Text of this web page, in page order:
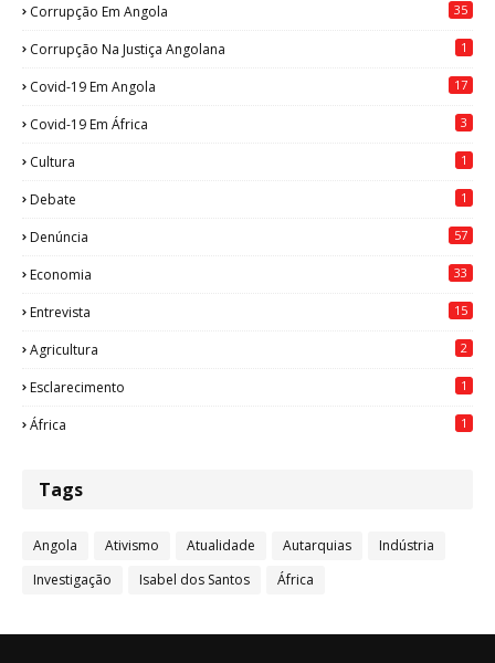
Corrupção Em Angola 35
Corrupção Na Justiça Angolana 1
Covid-19 Em Angola 17
Covid-19 Em África 3
Cultura 1
Debate 1
Denúncia 57
Economia 33
Entrevista 15
Agricultura 2
Esclarecimento 1
África 1
Tags
Angola Ativismo Atualidade Autarquias
Indústria
Investigação
Isabel dos Santos África